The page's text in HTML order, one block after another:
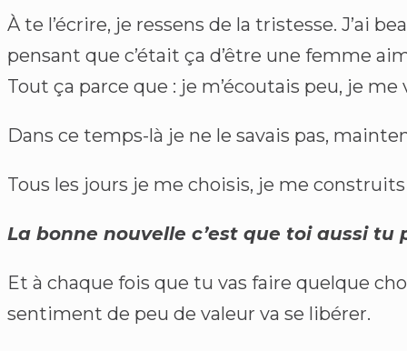
À te l’écrire, je ressens de la tristesse. J’ai
pensant que c’était ça d’être une femme
Tout ça parce que : je m’écoutais peu, je
Dans ce temps-là je ne le savais pas,
Tous les jours je me choisis, je me
La bonne nouvelle c’est que toi aussi
Et à chaque fois que tu vas faire quelque
sentiment de peu de valeur va se libérer.